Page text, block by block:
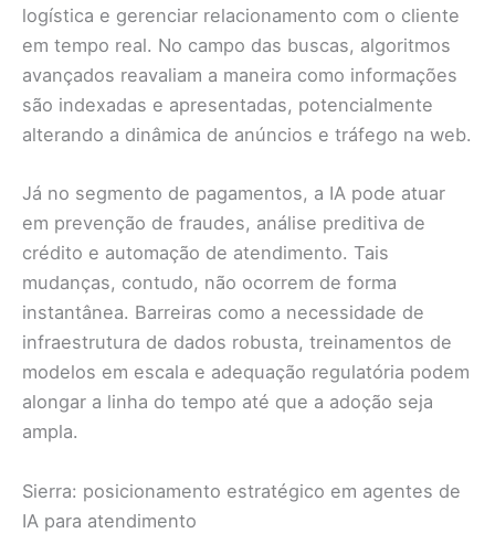
logística e gerenciar relacionamento com o cliente
em tempo real. No campo das buscas, algoritmos
avançados reavaliam a maneira como informações
são indexadas e apresentadas, potencialmente
alterando a dinâmica de anúncios e tráfego na web.
Já no segmento de pagamentos, a IA pode atuar
em prevenção de fraudes, análise preditiva de
crédito e automação de atendimento. Tais
mudanças, contudo, não ocorrem de forma
instantânea. Barreiras como a necessidade de
infraestrutura de dados robusta, treinamentos de
modelos em escala e adequação regulatória podem
alongar a linha do tempo até que a adoção seja
ampla.
Sierra: posicionamento estratégico em agentes de
IA para atendimento